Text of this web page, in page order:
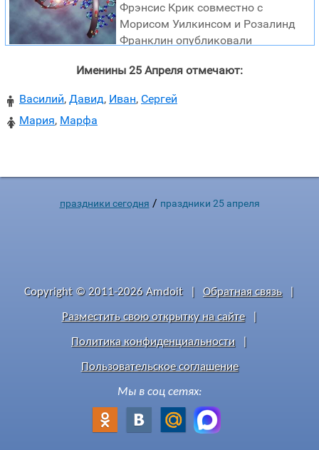
Фрэнсис Крик совместно с
Морисом Уилкинсом и Розалинд
Франклин опубликовали
Кроме того, ровно 20 лет спустя, 25 апреля 2003 года,
человека близок к завершению. Дополнительный
анализ некоторых участков генома все еще не закончен,
Именины 25 Апреля отмечают:
 Василий, Давид, Иван, Сергей
 Мария, Марфа
праздники сегодня / праздники 25 апреля
Copyright © 2011-2026 Amdoit Обратная связь
Разместить свою открытку на сайте
Политика конфиденциальности
Пользовательское соглашение
Мы в соц сетях: